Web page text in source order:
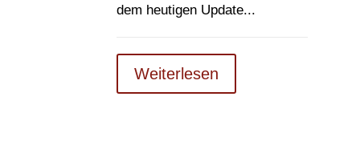
dem heutigen Update...
Weiterlesen